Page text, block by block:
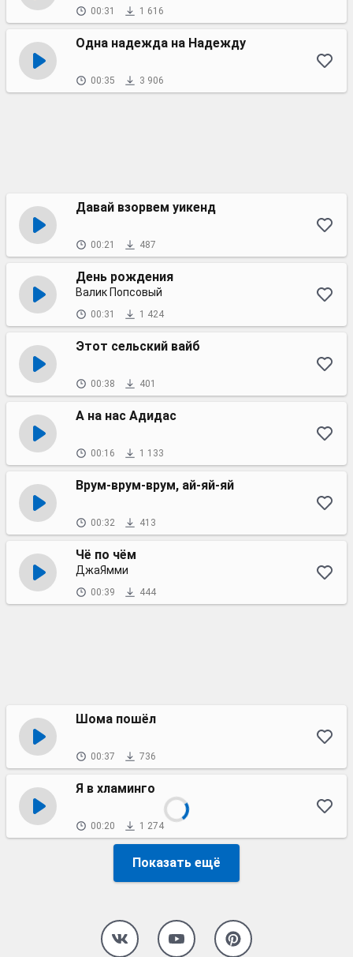
00:31 1 616
Одна надежда на Надежду
00:35 3 906
Давай взорвем уикенд
00:21 487
День рождения
Валик Попсовый
00:31 1 424
Этот сельский вайб
00:38 401
А на нас Адидас
00:16 1 133
Врум-врум-врум, ай-яй-яй
00:32 413
Чё по чём
ДжаЯмми
00:39 444
Шома пошёл
00:37 736
Я в хламинго
00:20 1 274
Показать ещё